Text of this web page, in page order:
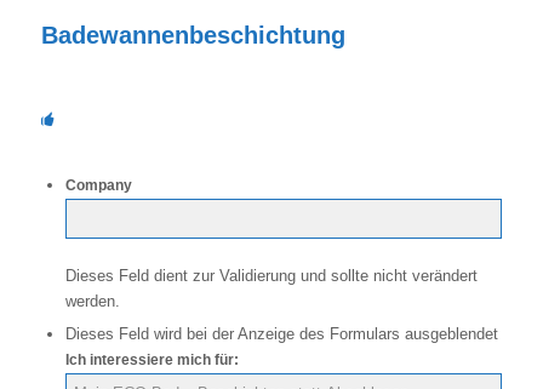
Badewannenbeschichtung
Company
Dieses Feld dient zur Validierung und sollte nicht verändert
werden.
Dieses Feld wird bei der Anzeige des Formulars ausgeblendet
Ich interessiere mich für: